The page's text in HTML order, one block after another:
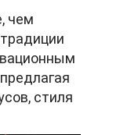
чем
стиля